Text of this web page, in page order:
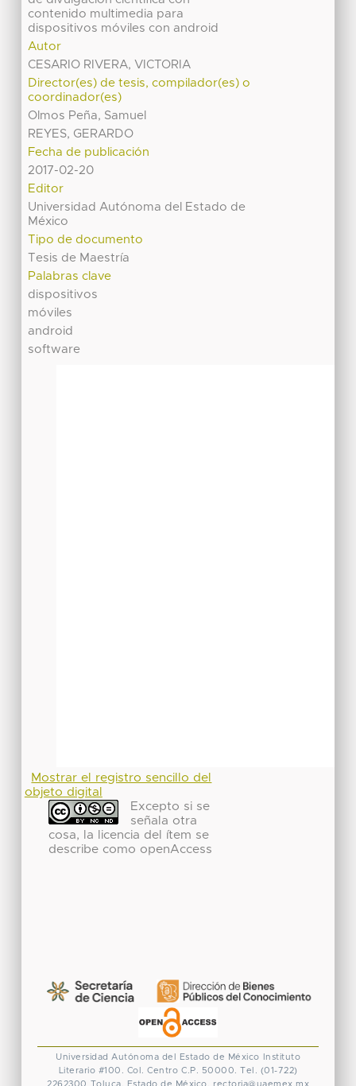
contenido multimedia para
dispositivos móviles con android
Autor
CESARIO RIVERA, VICTORIA
Director(es) de tesis, compilador(es) o
coordinador(es)
Olmos Peña, Samuel
REYES, GERARDO
Fecha de publicación
2017-02-20
Editor
Universidad Autónoma del Estado de
México
Tipo de documento
Tesis de Maestría
Palabras clave
dispositivos
móviles
android
software
Mostrar el registro sencillo del
objeto digital
Excepto si se
señala otra
cosa, la licencia del ítem se
describe como openAccess
Universidad Autónoma del Estado de México
Instituto
Literario #100. Col. Centro C.P. 50000. Tel. (01-722)
2262300 Toluca, Estado de México. rectoria@uaemex.mx